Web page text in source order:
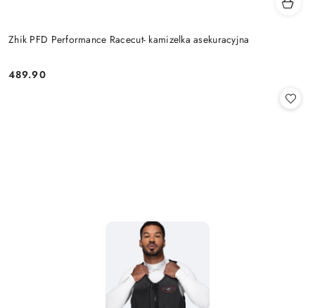
Zhik PFD Performance Racecut- kamizelka asekuracyjna
Cena:
489.90